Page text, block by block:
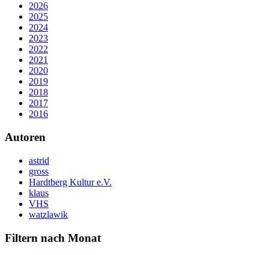
2026
2025
2024
2023
2022
2021
2020
2019
2018
2017
2016
Autoren
astrid
gross
Hardtberg Kultur e.V.
klaus
VHS
watzlawik
Filtern nach Monat